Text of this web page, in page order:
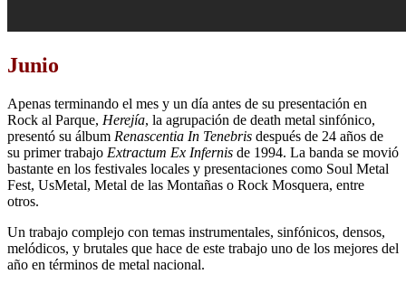
Junio
Apenas terminando el mes y un día antes de su presentación en
Rock al Parque, Herejía, la agrupación de death metal sinfónico,
presentó su álbum Renascentia In Tenebris después de 24 años de
su primer trabajo Extractum Ex Infernis de 1994. La banda se movió
bastante en los festivales locales y presentaciones como Soul Metal
Fest, UsMetal, Metal de las Montañas o Rock Mosquera, entre
otros.
Un trabajo complejo con temas instrumentales, sinfónicos, densos,
melódicos, y brutales que hace de este trabajo uno de los mejores del
año en términos de metal nacional.